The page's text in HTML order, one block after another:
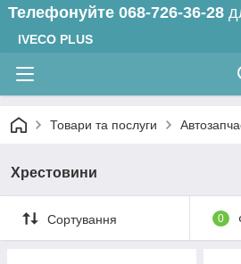
Телефонуйте 068-726-36-28
IVECO PLUS
Товари та послуги
Хрестовини
Сортування 0